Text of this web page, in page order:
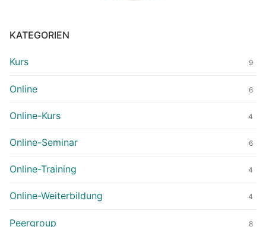
KATEGORIEN
Kurs 9
Online 6
Online-Kurs 4
Online-Seminar 6
Online-Training 4
Online-Weiterbildung 4
Peergroup 8